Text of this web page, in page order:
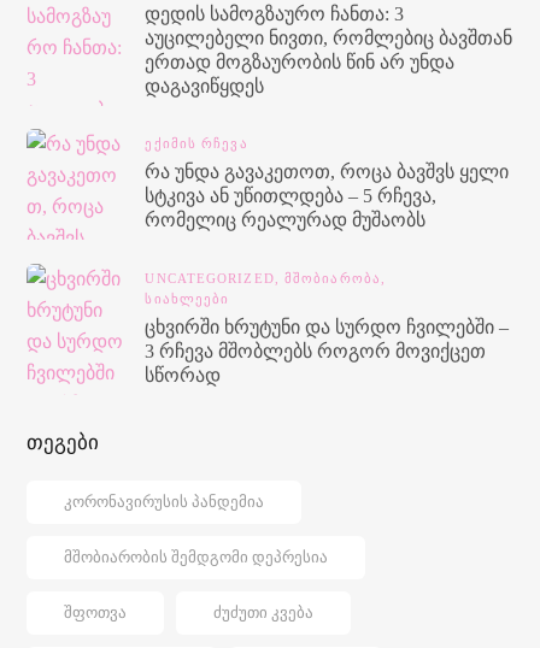
დედის სამოგზაურო ჩანთა: 3
აუცილებელი ნივთი, რომლებიც ბავშთან
ერთად მოგზაურობის წინ არ უნდა
დაგავიწყდეს
ᲔᲥᲘᲛᲘᲡ ᲠᲩᲔᲕᲐ
რა უნდა გავაკეთოთ, როცა ბავშვს ყელი
სტკივა ან უწითლდება – 5 რჩევა,
რომელიც რეალურად მუშაობს
UNCATEGORIZED, ᲛᲨᲝᲑᲘᲐᲠᲝᲑᲐ,
ᲡᲘᲐᲮᲚᲔᲔᲑᲘ
ცხვირში ხრუტუნი და სურდო ჩვილებში –
3 რჩევა მშობლებს როგორ მოვიქცეთ
სწორად
თეგები
ᲙᲝᲠᲝᲜᲐᲕᲘᲠᲣᲡᲘᲡ ᲞᲐᲜᲓᲔᲛᲘᲐ
ᲛᲨᲝᲑᲘᲐᲠᲝᲑᲘᲡ ᲨᲔᲛᲓᲒᲝᲛᲘ ᲓᲔᲞᲠᲔᲡᲘᲐ
ᲨᲤᲝᲗᲕᲐ ᲫᲣᲫᲣᲗᲘ ᲙᲕᲔᲑᲐ